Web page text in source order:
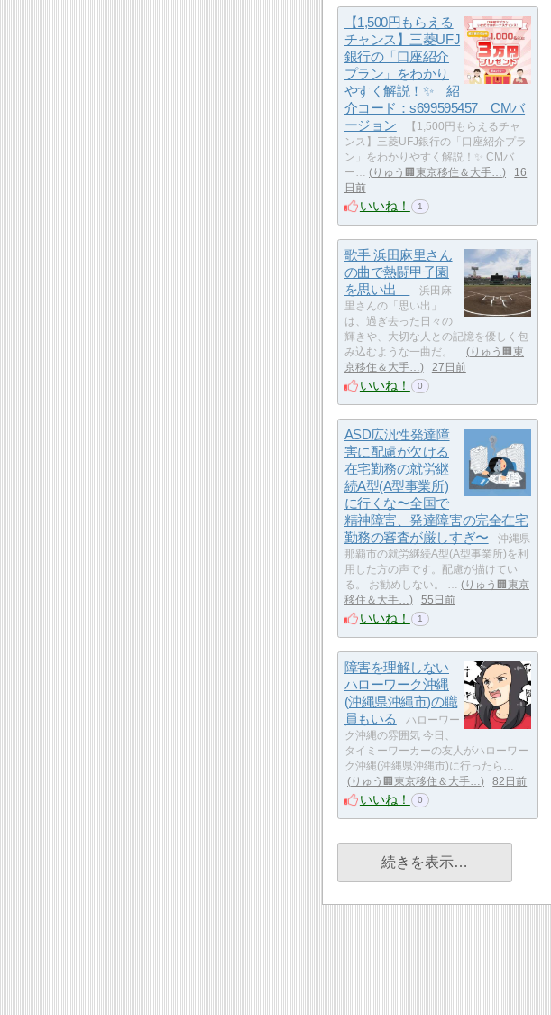
【1,500円もらえる
チャンス】三菱UFJ
銀行の「口座紹介
プラン」をわかり
やすく解説！✨ 紹
介コード：s699595457 CMバ
ージョン
【1,500円もらえるチャ
ンス】三菱UFJ銀行の「口座紹介プラ
ン」をわかりやすく解説！✨ CMバ
ー…
りゅう🏢東京移住＆大手…
16
日前
いいね！ 1
歌手 浜田麻里さん
の曲で熱闘甲子園
を思い出
浜田麻
里さんの「思い出」
は、過ぎ去った日々の
輝きや、大切な人との記憶を優しく包
み込むような一曲だ。…
りゅう🏢東
京移住＆大手…
27日前
いいね！ 0
ASD広汎性発達障
害に配慮が欠ける
在宅勤務の就労継
続A型(A型事業所)
に行くな〜全国で
精神障害、発達障害の完全在宅
勤務の審査が厳しすぎ〜
沖縄県
那覇市の就労継続A型(A型事業所)を利
用した方の声です。配慮が描けてい
る。 お勧めしない。 …
りゅう🏢東京
移住＆大手…
55日前
いいね！ 1
障害を理解しない
ハローワーク沖縄
(沖縄県沖縄市)の職
員もいる
ハローワー
ク沖縄の雰囲気 今日、
タイミーワーカーの友人がハローワー
ク沖縄(沖縄県沖縄市)に行ったら…
りゅう🏢東京移住＆大手…
82日前
いいね！ 0
続きを表示…